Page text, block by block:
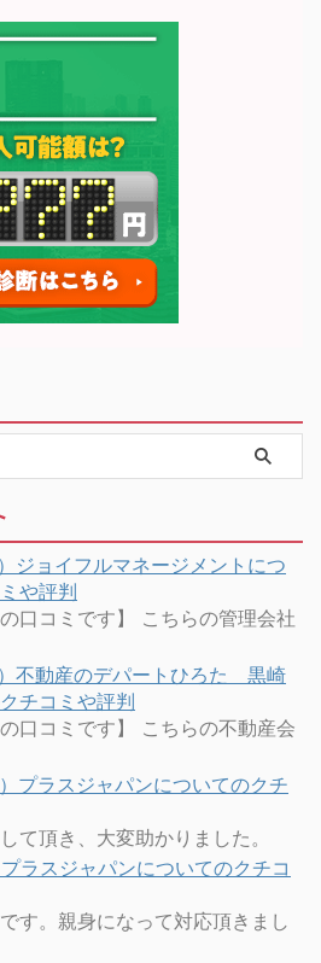
）ジョイフルマネージメントにつ
や評判
の口コミです】 こちらの管理会社
）不動産のデパートひろた 黒崎
チコミや評判
の口コミです】 こちらの不動産会
）プラスジャパンについてのクチ
て頂き、大変助かりました。
プラスジャパンについてのクチコ
す。親身になって対応頂きまし